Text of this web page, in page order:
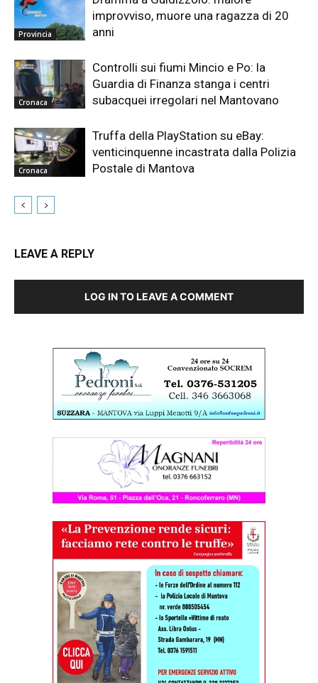
Provincia
improvviso, muore una ragazza di 20
anni
Cronaca
Controlli sui fiumi Mincio e Po: la
Guardia di Finanza stanga i centri
subacquei irregolari nel Mantovano
Cronaca
Truffa della PlayStation su eBay:
venticinquenne incastrata dalla Polizia
Postale di Mantova
LEAVE A REPLY
LOG IN TO LEAVE A COMMENT